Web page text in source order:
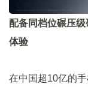
配备同档位碾压
体验
在中国超10亿的